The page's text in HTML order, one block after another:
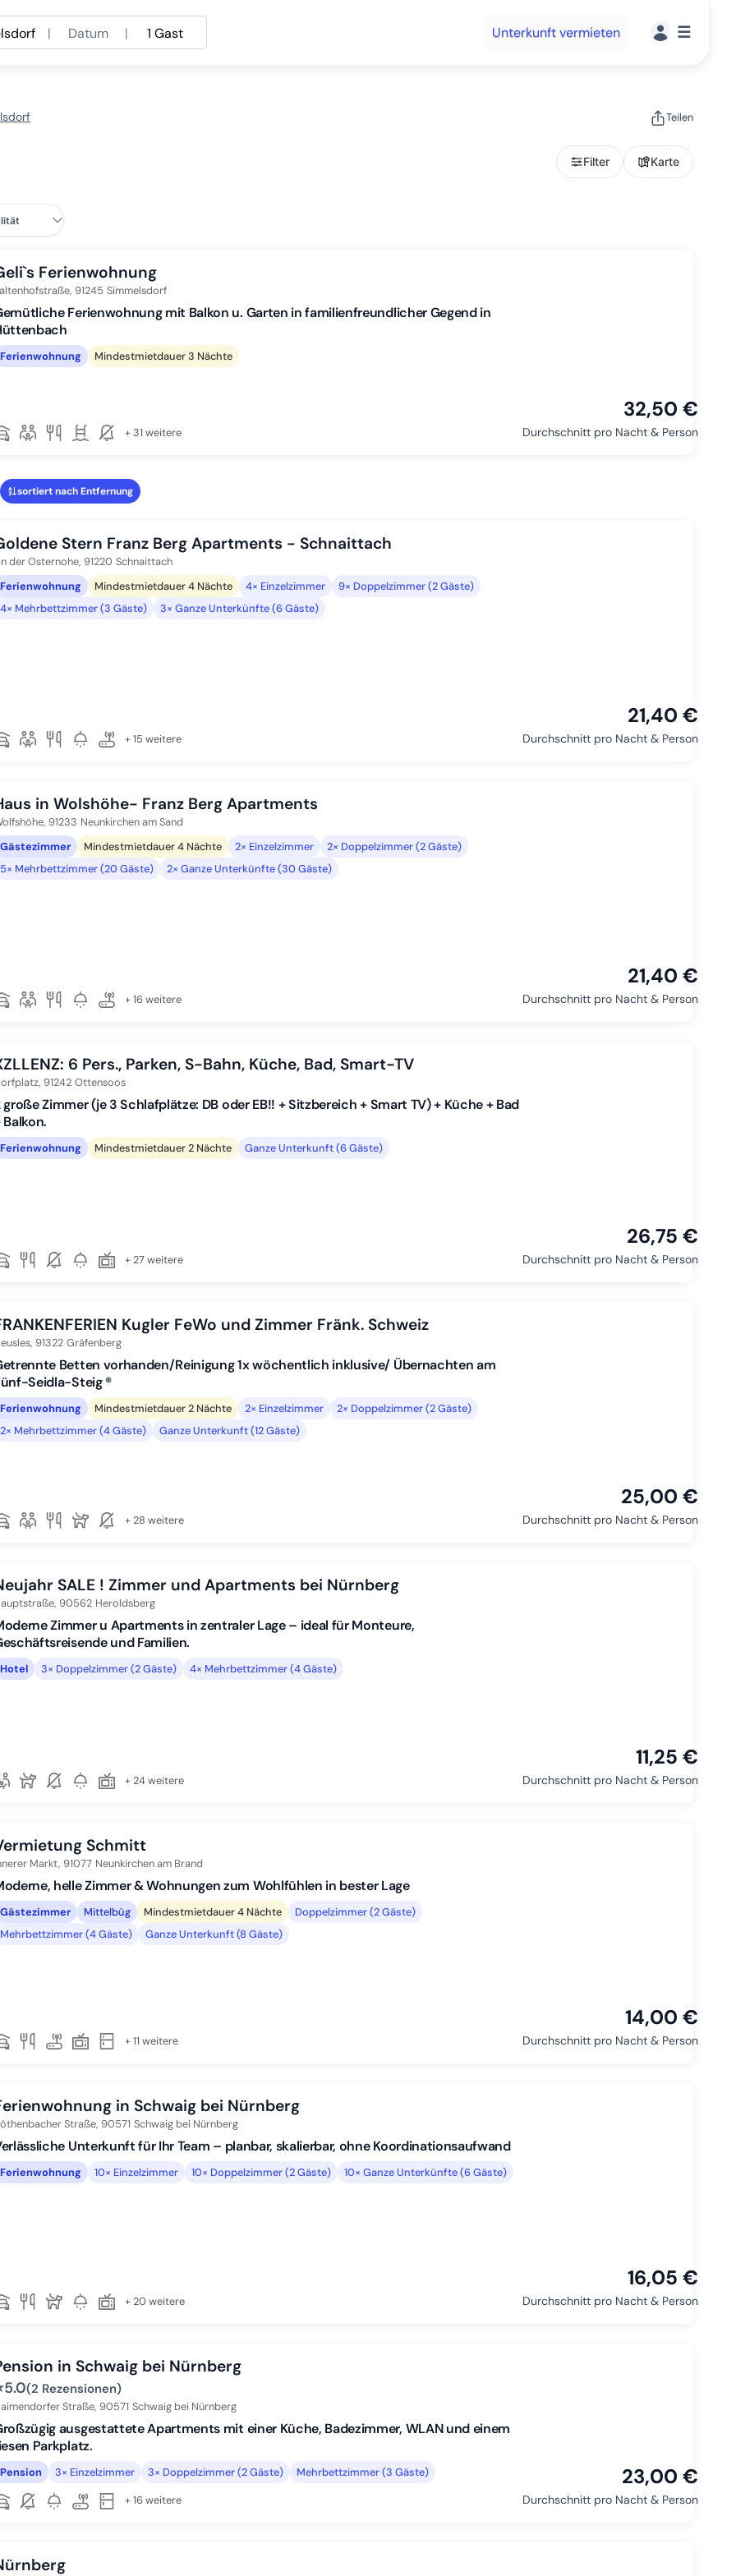
| Datum | 1 Gast Unterkunft vermieten ☰
Teilen
Filter Karte
Ferienwohnung
91245 Simmelsdorf
Ferienwohnung mit Balkon u. Garten in familienfreundlicher Gegend in
Ferienwohnung Mindestmietdauer 3 Nächte
+ 31 weitere
32,50 €
Durchschnitt pro Nacht & Person
sortiert nach Entfernung
Stern Franz Berg Apartments - Schnaittach
der Osternohe, 91220 Schnaittach
Ferienwohnung
Mindestmietdauer 4 Nächte 4× Einzelzimmer
9× Doppelzimmer (2 Gäste)
4× Mehrbettzimmer (3 Gäste)
3× Ganze Unterkünfte (6 Gäste)
+ 15 weitere
21,40 €
Durchschnitt pro Nacht & Person
in Wolshöhe- Franz Berg Apartments
91233 Neunkirchen am Sand
Gästezimmer
Mindestmietdauer 4 Nächte 2× Einzelzimmer
2× Doppelzimmer (2 Gäste)
5× Mehrbettzimmer (20 Gäste)
2× Ganze Unterkünfte (30 Gäste)
+ 16 weitere
21,40 €
Durchschnitt pro Nacht & Person
6 Pers., Parken, S-Bahn, Küche, Bad, Smart-TV
91242 Ottensoos
große Zimmer (je 3 Schlafplätze: DB oder EB!! + Sitzbereich + Smart TV) + Küche + Bad
Balkon.
Ferienwohnung Mindestmietdauer 2 Nächte Ganze Unterkunft (6 Gäste)
+ 27 weitere
26,75 €
Durchschnitt pro Nacht & Person
Kugler FeWo und Zimmer Fränk. Schweiz
91322 Gräfenberg
Betten vorhanden/Reinigung 1x wöchentlich inklusive/ Übernachten am
Seidla-Steig ®
Ferienwohnung Mindestmietdauer 2 Nächte 2× Einzelzimmer
2× Doppelzimmer (2 Gäste)
2× Mehrbettzimmer (4 Gäste)
Ganze Unterkunft (12 Gäste)
+ 28 weitere
25,00 €
Durchschnitt pro Nacht & Person
SALE ! Zimmer und Apartments bei Nürnberg
90562 Heroldsberg
Zimmer u Apartments in zentraler Lage – ideal für Monteure,
und Familien.
Hotel 3× Doppelzimmer (2 Gäste) 4× Mehrbettzimmer (4 Gäste)
+ 24 weitere
11,25 €
Durchschnitt pro Nacht & Person
Schmitt
Markt, 91077 Neunkirchen am Brand
helle Zimmer & Wohnungen zum Wohlfühlen in bester Lage
Gästezimmer Mittelbüg Mindestmietdauer 4 Nächte
Doppelzimmer (2 Gäste)
Mehrbettzimmer (4 Gäste)
Ganze Unterkunft (8 Gäste)
+ 11 weitere
14,00 €
Durchschnitt pro Nacht & Person
in Schwaig bei Nürnberg
Straße, 90571 Schwaig bei Nürnberg
Unterkunft für Ihr Team – planbar, skalierbar, ohne Koordinationsaufwand
Ferienwohnung 10× Einzelzimmer 10× Doppelzimmer (2 Gäste) 10× Ganze Unterkünfte (6 Gäste)
+ 20 weitere
16,05 €
Durchschnitt pro Nacht & Person
in Schwaig bei Nürnberg
5.0(2 Rezensionen)
Straße, 90571 Schwaig bei Nürnberg
ausgestattete Apartments mit einer Küche, Badezimmer, WLAN und einem
Parkplatz.
Pension 3× Einzelzimmer 3× Doppelzimmer (2 Gäste) Mehrbettzimmer (3 Gäste)
+ 16 weitere
23,00 €
Durchschnitt pro Nacht & Person